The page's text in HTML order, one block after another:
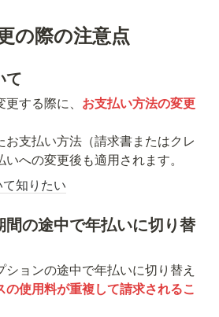
の際の注意点
て
する際に、 お支払い方法の変更
支払い方法（請求書またはクレ
への変更後も適用されます。
知りたい
間の途中で年払いに切り替
ョンの途中で年払いに切り替え
の使用料が重複して請求されるこ